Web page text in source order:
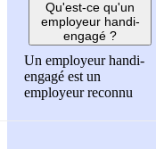
Qu'est-ce qu'un
employeur handi-
engagé ?
Un employeur handi-
engagé est un
employeur reconnu